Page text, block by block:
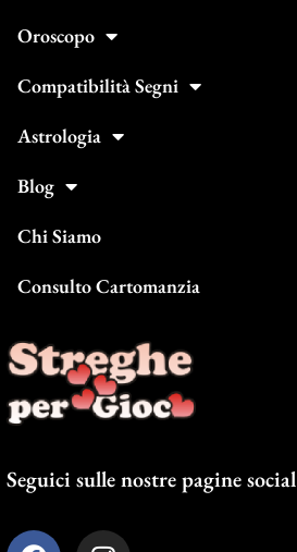
Oroscopo
Compatibilità Segni
Astrologia
Blog
Chi Siamo
Consulto Cartomanzia
Seguici sulle nostre pagine social
F I